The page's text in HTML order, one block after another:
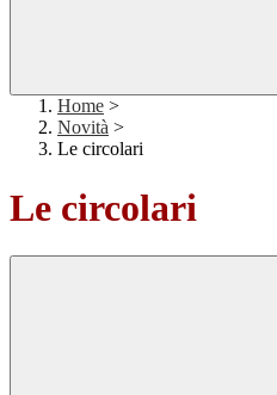
Home >
Novità >
Le circolari
Le circolari